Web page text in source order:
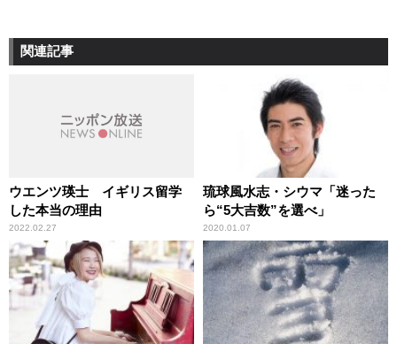
関連記事
ウエンツ瑛士 イギリス留学
した本当の理由
2022.02.27
琉球風水志・シウマ「迷った
ら“5大吉数”を選べ」
2020.01.07